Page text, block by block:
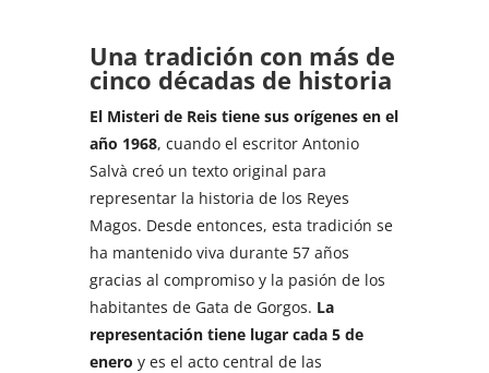
Una tradición con más de
cinco décadas de historia
El Misteri de Reis tiene sus orígenes en el
año 1968, cuando el escritor Antonio
Salvà creó un texto original para
representar la historia de los Reyes
Magos. Desde entonces, esta tradición se
ha mantenido viva durante 57 años
gracias al compromiso y la pasión de los
habitantes de Gata de Gorgos. La
representación tiene lugar cada 5 de
enero y es el acto central de las